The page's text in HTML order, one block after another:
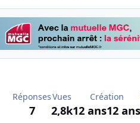
Réponses
7
Vues
2,8k
Création
12 ans12 ans